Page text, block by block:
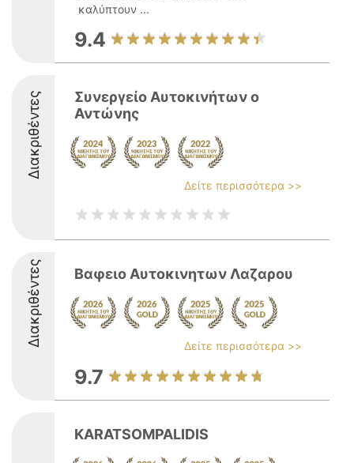
καλύπτουν ...
9.4
Διακριθέντες
Συνεργείο Αυτοκινήτων ο
Αντώνης
Δείτε περισσότερα >>
Διακριθέντες Βαφειο Αυτοκινητων Λαζαρου
Δείτε περισσότερα >>
9.7
KARATSOMPALIDIS